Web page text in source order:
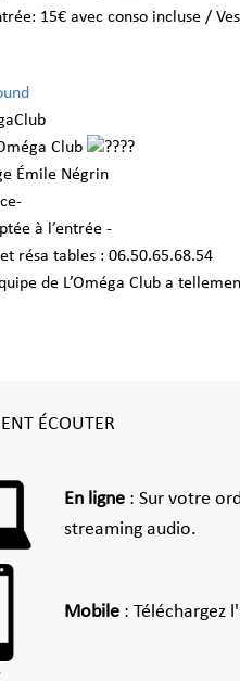
15€ avec conso incluse /
Club
Émile Négrin
à l’entrée -
résa tables : 06.50.65.68.54
de L’Oméga Club a
ÉCOUTER
En ligne : Sur votre
streaming audio.
Mobile : Téléchargez